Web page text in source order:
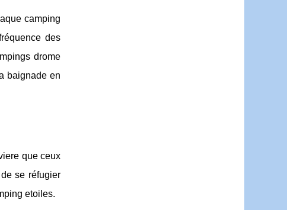
camping
des
drome
baignade en
que ceux
se réfugier
etoiles.